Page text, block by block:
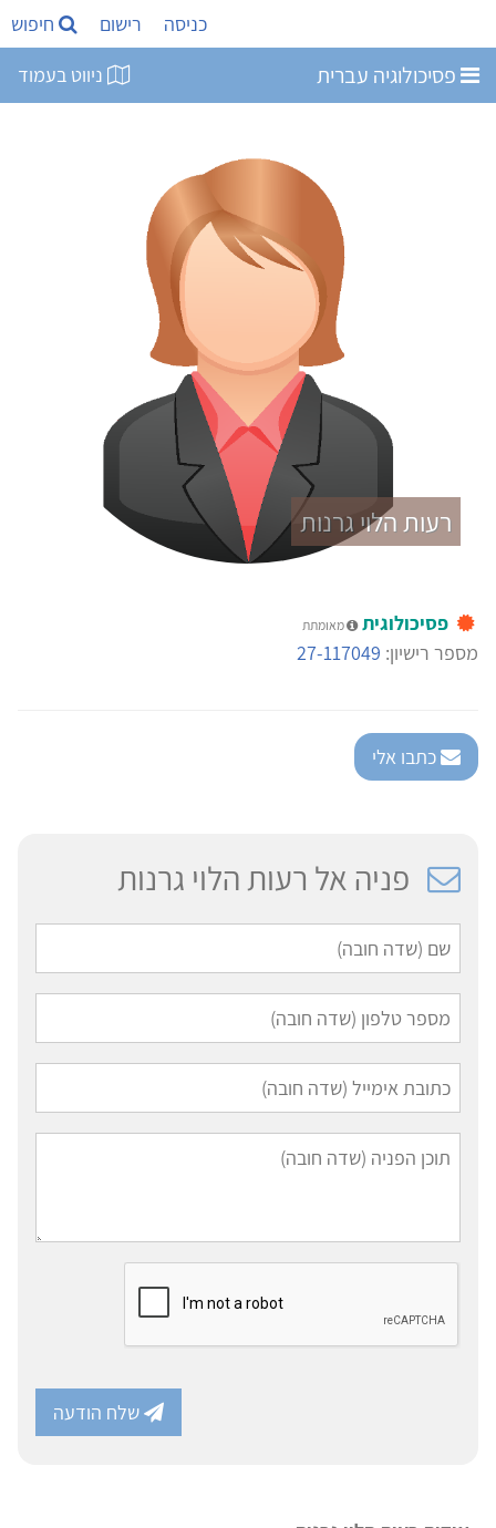
כניסה רישום חיפוש
פסיכולוגיה עברית ניווט בעמוד
רעות הלוי גרנות
פסיכולוגית מאומתת
מספר רישיון: 27-117049
כתבו אלי
פניה אל רעות הלוי גרנות
שלח הודעה